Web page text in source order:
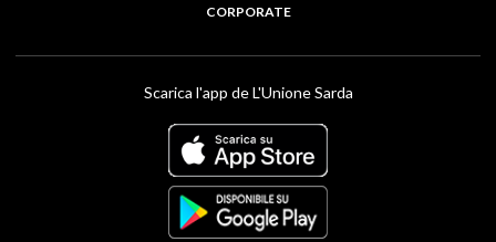
CORPORATE
Scarica l'app de L'Unione Sarda